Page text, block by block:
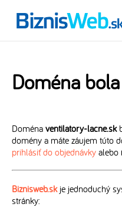
Doména
Doména ventilatory-lacne.sk
domény a máte záujem túto
prihlásiť do objednávky alebo
Biznisweb.skje jednoduchý
stránky: